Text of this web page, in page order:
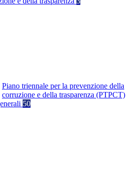
Piano triennale per la prevenzione della
corruzione e della trasparenza (PTPCT)
50